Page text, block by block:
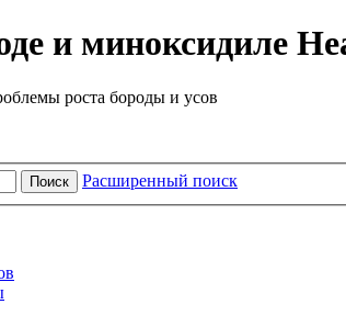
и миноксидиле
роста бороды и усов
Поиск Расширенный поиск